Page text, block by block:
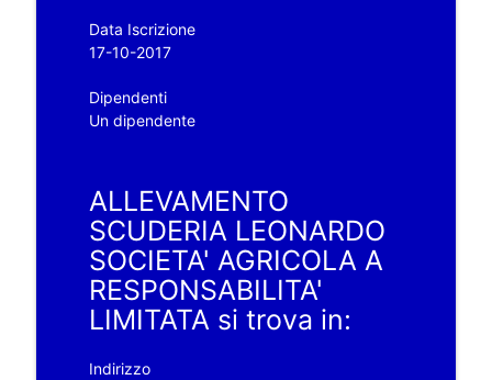
Data Iscrizione
17-10-2017
Dipendenti
Un dipendente
ALLEVAMENTO
SCUDERIA LEONARDO
SOCIETA' AGRICOLA A
RESPONSABILITA'
LIMITATA si trova in:
Indirizzo